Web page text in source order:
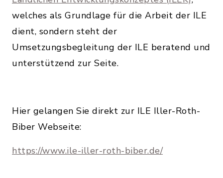
welches als Grundlage für die Arbeit der ILE
dient, sondern steht der
Umsetzungsbegleitung der ILE beratend und
unterstützend zur Seite.
Hier gelangen Sie direkt zur ILE Iller-Roth-
Biber Webseite:
https://www.ile-iller-roth-biber.de/